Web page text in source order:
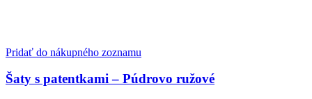
Pridať do nákupného zoznamu
Šaty s patentkami – Púdrovo ružové